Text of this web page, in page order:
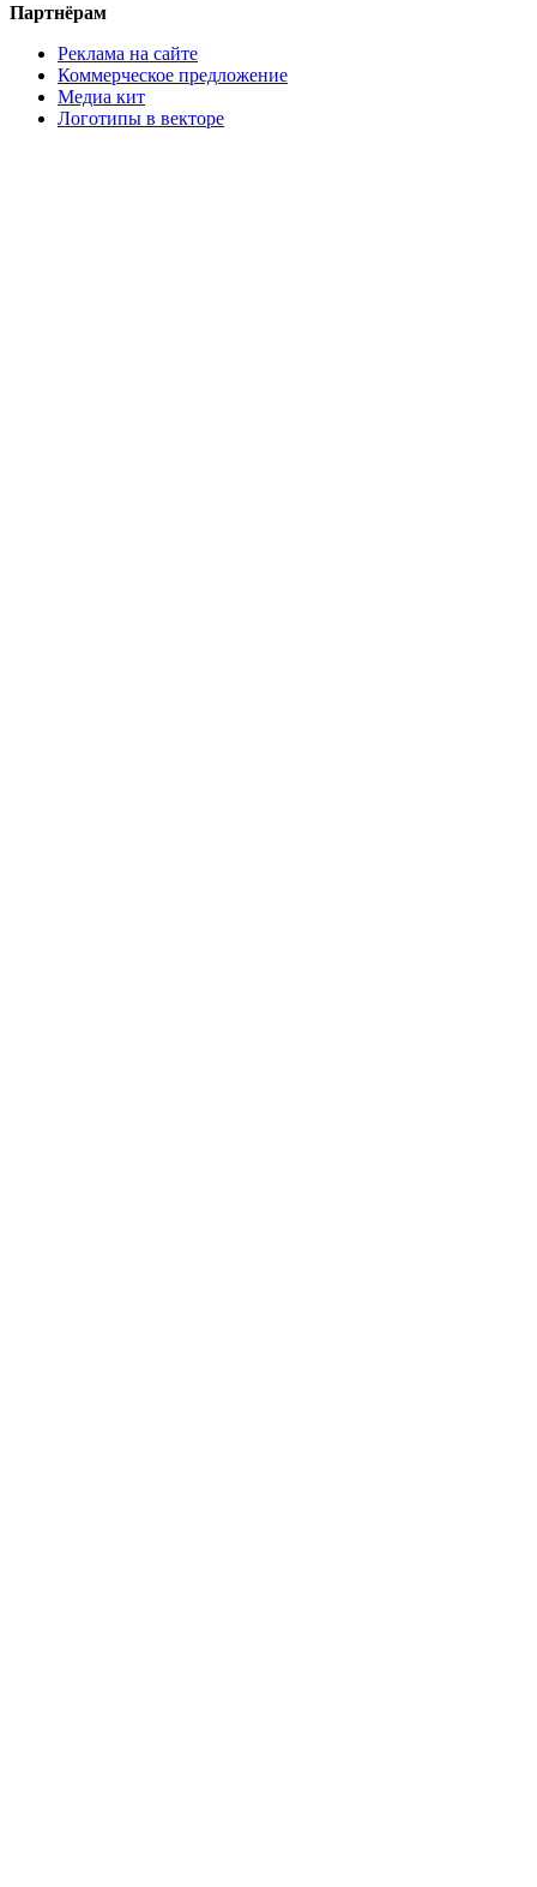
Партнёрам
Реклама на сайте
Коммерческое предложение
Медиа кит
Логотипы в векторе